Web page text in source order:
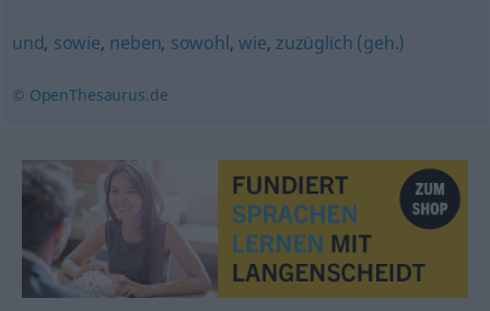
und, sowie, neben, sowohl,wie, zuzüglich (geh.)
© OpenThesaurus.de